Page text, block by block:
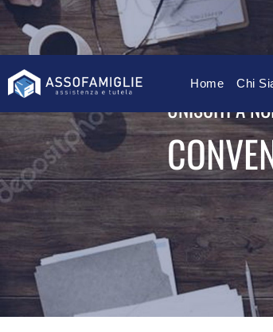
assofamiglie@gmail.com
Home Chi
UNISCITI A